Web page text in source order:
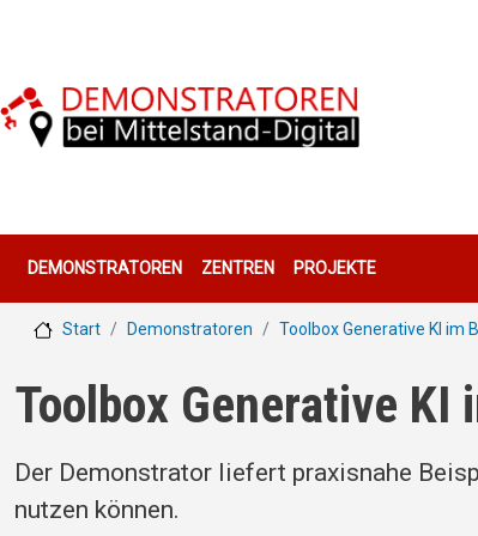
Hauptnavigation
DEMONSTRATOREN ZENTREN PROJEKTE
Start Demonstratoren Toolbox Generative KI im
Toolbox Generative KI
Der Demonstrator liefert praxisnahe
nutzen können.